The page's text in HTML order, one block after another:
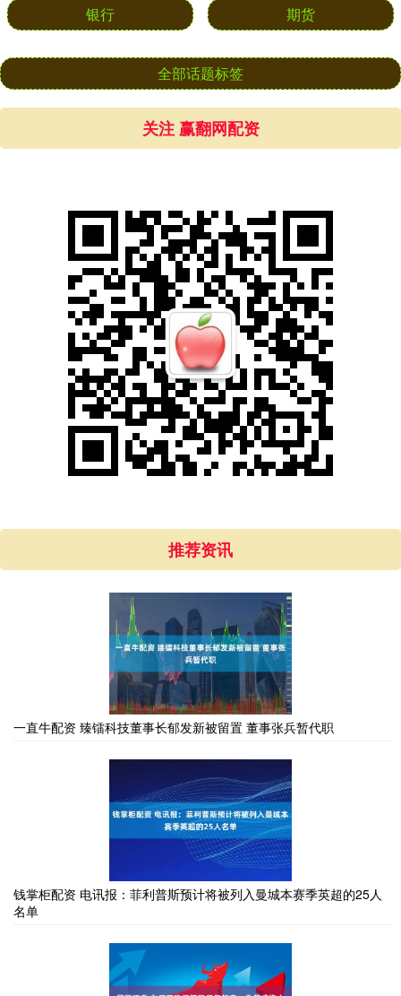
银行 期货
全部话题标签
关注 赢翻网配资
推荐资讯
一直牛配资 臻镭科技董事长郁发新被留置 董事张兵暂代职
钱掌柜配资 电讯报：菲利普斯预计将被列入曼城本赛季英超的25人
名单